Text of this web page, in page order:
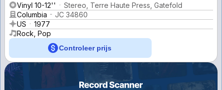
Vinyl 10-12''
Stereo, Terre Haute Press, Gatefold
Columbia
JC 34860
US
1977
Rock, Pop
Controleer prijs